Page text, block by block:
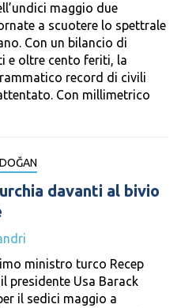
maggio due
a scuotere lo spettrale
Con un bilancio di
e oltre cento feriti, la
record di civili
Con millimetrico
davanti al bivio
ministro turco Recep
presidente Usa Barack
il sedici maggio a